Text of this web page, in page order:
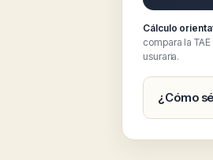
Cálculo
compara la
usuraria.
¿Cómo